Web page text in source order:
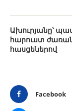
Ախուրյանը՝
հարուստ
հասցեներով
Facebook